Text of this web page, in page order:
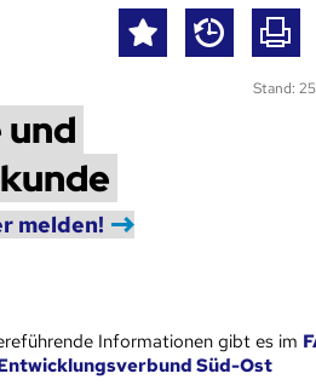
Stand:
melden!
Informationen gibt es im
Süd-Ost